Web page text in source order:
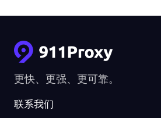
更快、更强、更可靠。
联系我们